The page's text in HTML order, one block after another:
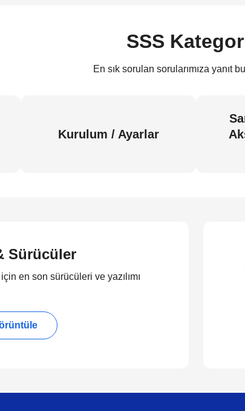
SSS
En sık sorulan sorularımıza yanıt
Kurulum / Ayarlar
Sürücüler
en son sürücüleri ve yazılımı